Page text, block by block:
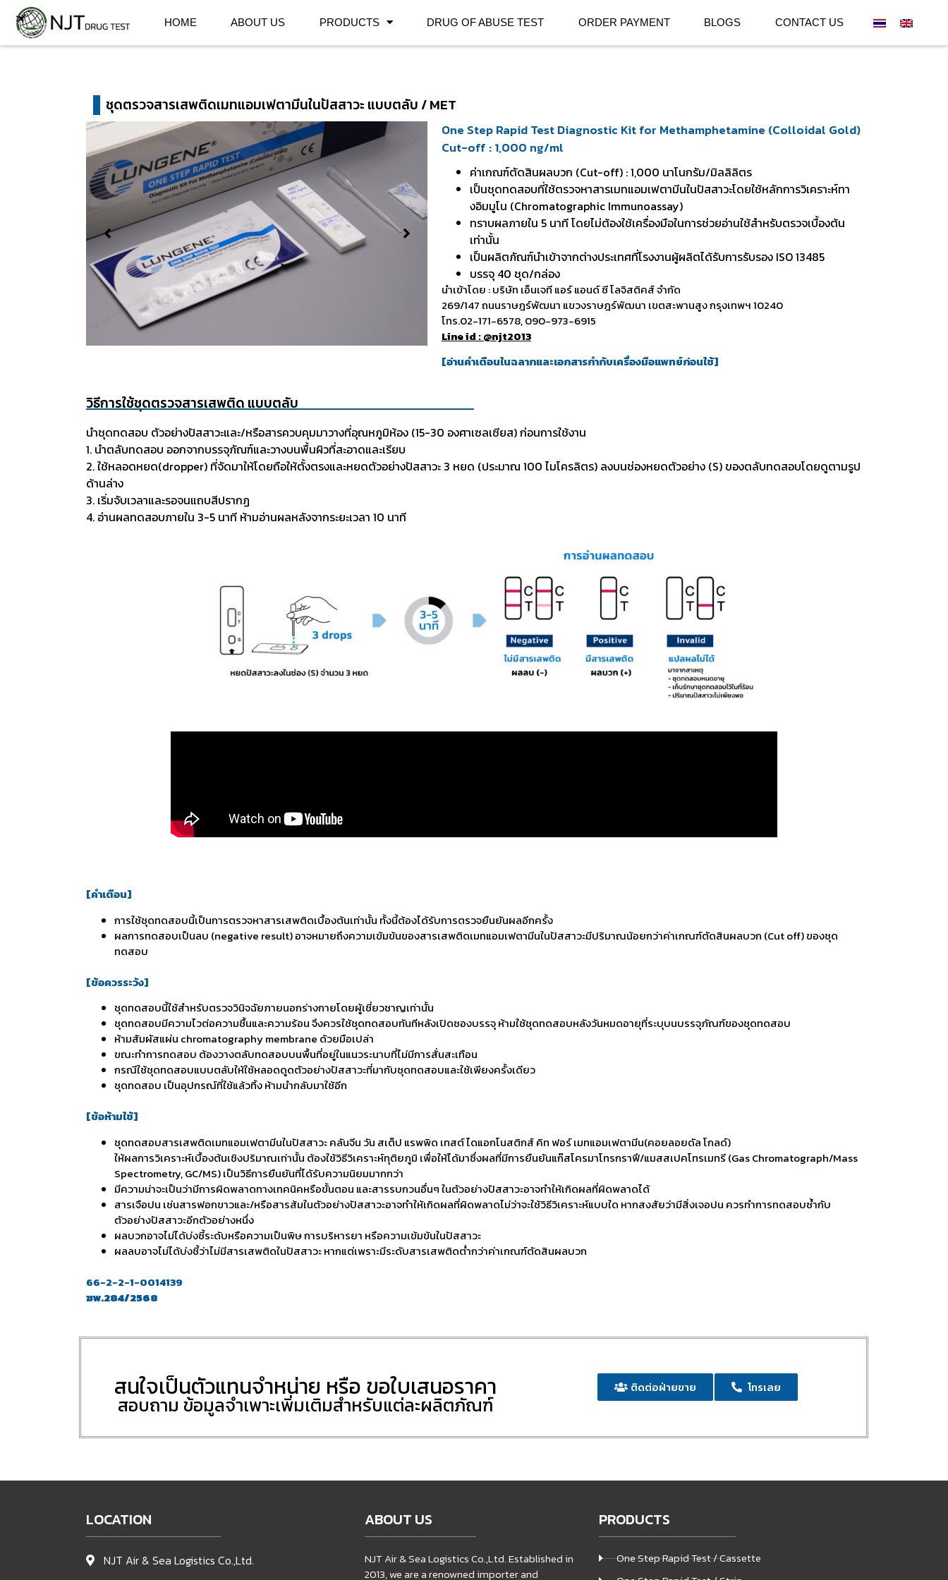
HOME ABOUT US PRODUCTS DRUG OF ABUSE TEST ORDER PAYMENT BLOGS CONTACT US
ชุดตรวจสารเสพติดเมทแอมเฟตามีนในปัสสาวะ แบบตลับ / MET
One Step Rapid Test Diagnostic Kit for Methamphetamine (Colloidal Gold)
Cut-off : 1,000 ng/ml
ค่าเกณฑ์ตัดสินผลบวก (Cut-off) : 1,000 นาโนกรัม/มิลลิลิตร
เป็นชุดทดสอบที่ใช้ตรวจหาสารเมทแอมเฟตามีนในปัสสาวะโดยใช้หลักการวิเคราะห์ทา
งอิมมูโน (Chromatographic Immunoassay)
ทราบผลภายใน 5 นาที โดยไม่ต้องใช้เครื่องมือในการช่วยอ่านใช้สำหรับตรวจเบื้องต้น
เท่านั้น
เป็นผลิตภัณฑ์นำเข้าจากต่างประเทศที่โรงงานผู้ผลิตได้รับการรับรอง ISO 13485
บรรจุ 40 ชุด/กล่อง
นำเข้าโดย : บริษัท เอ็นเจที แอร์ แอนด์ ซี โลจิสติคส์ จำกัด
269/147 ถนนราษฎร์พัฒนา แขวงราษฎร์พัฒนา เขตสะพานสูง กรุงเทพฯ 10240
โทร.02-171-6578, 090-973-6915
Line id : @njt2013
[อ่านคำเตือนในฉลากและเอกสารกำกับเครื่องมือแพทย์ก่อนใช้]
วิธีการใช้ชุดตรวจสารเสพติด แบบตลับ
นำชุดทดสอบ ตัวอย่างปัสสาวะและ/หรือสารควบคุมมาวางที่อุณหภูมิห้อง (15-30 องศาเซลเซียส) ก่อนการใช้งาน
1. นำตลับทดสอบ ออกจากบรรจุภัณฑ์และวางบนพื้นผิวที่สะอาดและเรียบ
2. ใช้หลอดหยด(dropper) ที่จัดมาให้โดยถือให้ตั้งตรงและหยดตัวอย่างปัสสาวะ 3 หยด (ประมาณ 100 ไมโครลิตร) ลงบนช่องหยดตัวอย่าง (S) ของตลับทดสอบโดยดูตามรูป
ด้านล่าง
3. เริ่มจับเวลาและรอจนแถบสีปรากฏ
4. อ่านผลทดสอบภายใน 3-5 นาที ห้ามอ่านผลหลังจากระยะเวลา 10 นาที
[คำเตือน]
การใช้ชุดทดสอบนี้เป็นการตรวจหาสารเสพติดเบื้องต้นเท่านั้น ทั้งนี้ต้องได้รับการตรวจยืนยันผลอีกครั้ง
ผลการทดสอบเป็นลบ (negative result) อาจหมายถึงความเข้มข้นของสารเสพติดเมทแอมเฟตามีนในปัสสาวะมีปริมาณน้อยกว่าค่าเกณฑ์ตัดสินผลบวก (Cut off) ของชุด
ทดสอบ
[ข้อควรระวัง]
ชุดทดสอบนี้ใช้สำหรับตรวจวินิจฉัยภายนอกร่างกายโดยผู้เชี่ยวชาญเท่านั้น
ชุดทดสอบมีความไวต่อความชื้นและความร้อน จึงควรใช้ชุดทดสอบทันทีหลังเปิดซองบรรจุ ห้ามใช้ชุดทดสอบหลังวันหมดอายุที่ระบุบนบรรจุภัณฑ์ของชุดทดสอบ
ห้ามสัมผัสแผ่น chromatography membrane ด้วยมือเปล่า
ขณะทำการทดสอบ ต้องวางตลับทดสอบบนพื้นที่อยู่ในแนวระนาบที่ไม่มีการสั่นสะเทือน
กรณีใช้ชุดทดสอบแบบตลับให้ใช้หลอดดูดตัวอย่างปัสสาวะที่มากับชุดทดสอบและใช้เพียงครั้งเดียว
ชุดทดสอบ เป็นอุปกรณ์ที่ใช้แล้วทิ้ง ห้ามนำกลับมาใช้อีก
[ข้อห้ามใช้]
ชุดทดสอบสารเสพติดเมทแอมเฟตามีนในปัสสาวะ คลันจีน วัน สเต็ป แรพพิด เทสต์ ไดแอกโนสติกส์ คิท ฟอร์ เมทแอมเฟตามีน(คอยลอยดัล โกลด์)
ให้ผลการวิเคราะห์เบื้องต้นเชิงปริมาณเท่านั้น ต้องใช้วิธีวิเคราะห์ทุติยภูมิ เพื่อให้ได้มาซึ่งผลที่มีการยืนยันแก๊สโครมาโทรกราฟี/แมสสเปคโทรเมทรี (Gas Chromatograph/Mass
Spectrometry, GC/MS) เป็นวิธีการยืนยันที่ได้รับความนิยมมากกว่า
มีความน่าจะเป็นว่ามีการผิดพลาดทางเทคนิคหรือขั้นตอน และสารรบกวนอื่นๆ ในตัวอย่างปัสสาวะอาจทำให้เกิดผลที่ผิดพลาดได้
สารเจือปน เช่นสารฟอกขาวและ/หรือสารส้มในตัวอย่างปัสสาวะอาจทำให้เกิดผลที่ผิดพลาดไม่ว่าจะใช้วิธีวิเคราะห์แบบใด หากสงสัยว่ามีสิ่งเจอปน ควรทำการทดสอบซ้ำกับ
ตัวอย่างปัสสาวะอีกตัวอย่างหนึ่ง
ผลบวกอาจไม่ได้บ่งชี้ระดับหรือความเป็นพิษ การบริหารยา หรือความเข้มข้นในปัสสาวะ
ผลลบอาจไม่ได้บ่งชี้ว่าไม่มีสารเสพติดในปัสสาวะ หากแต่เพราะมีระดับสารเสพติดต่ำกว่าค่าเกณฑ์ตัดสินผลบวก
66-2-2-1-0014139
ฆพ.284/2568
สนใจเป็นตัวแทนจำหน่าย หรือ ขอใบเสนอราคา
สอบถาม ข้อมูลจำเพาะเพิ่มเติมสำหรับแต่ละผลิตภัณฑ์
ติดต่อฝ่ายขาย โทรเลย
LOCATION
NJT Air & Sea Logistics Co.,Ltd.
ABOUT US
NJT Air & Sea Logistics Co.,Ltd. Established in
2013, we are a renowned importer and
PRODUCTS
One Step Rapid Test / Cassette